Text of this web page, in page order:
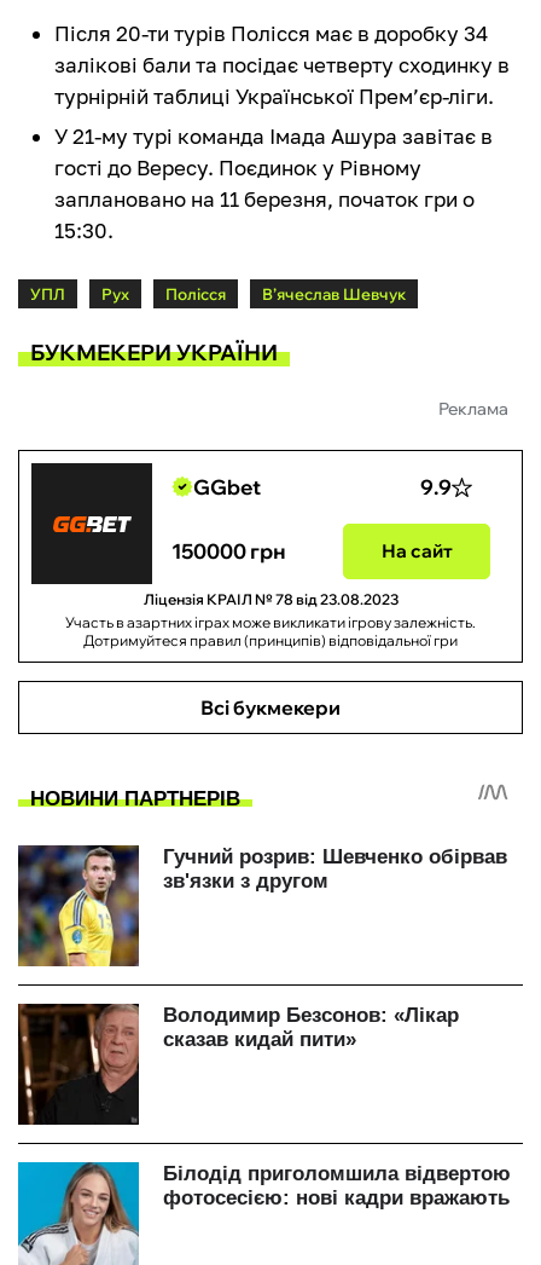
Після 20-ти турів Полісся має в доробку 34
залікові бали та посідає четверту сходинку в
турнірній таблиці Української Прем’єр-ліги.
У 21-му турі команда Імада Ашура завітає в
гості до Вересу. Поєдинок у Рівному
заплановано на 11 березня, початок гри о
15:30.
УПЛ Рух Полісся В’ячеслав Шевчук
БУКМЕКЕРИ УКРАЇНИ
Реклама
GGbet 9.9
150000 грн На сайт
Ліцензія КРАІЛ № 78 від 23.08.2023
Участь в азартних іграх може викликати ігрову залежність.
Дотримуйтеся правил (принципів) відповідальної гри
Всі букмекери